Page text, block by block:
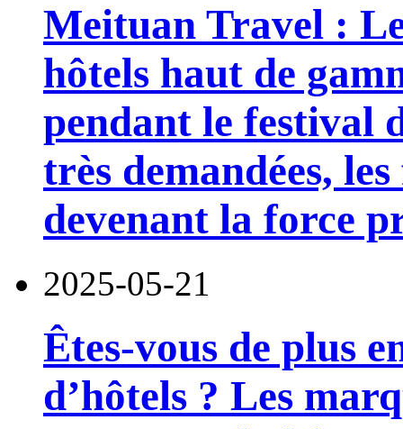
Meituan Travel :
hôtels haut de
pendant le festival
très demandées,
devenant la force
2025-05-21
Êtes-vous de plus
d’hôtels ? Les